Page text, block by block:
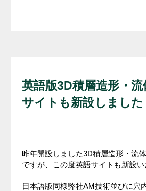
英語版3D積層造形・流
サイトも新設しました
昨年開設しました3D積層造形・流
ですが、この度英語サイトも新設い
日本語版同様弊社AM技術並びに穴